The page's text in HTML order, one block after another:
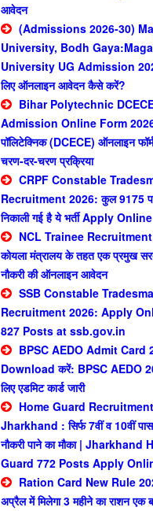
आवेदन
(Admissions 2026-30)
University, Bodh
University UG Admission
लिए ऑनलाइन आवेदन कैसे करें?
Bihar Polytechnic
Admission Online Form 2026
पॉलिटेक्निक (DCECE) ऑनलाइन
चरण-दर-चरण प्रक्रिया
CRPF Constable
Recruitment 2026: कुल 9175
निकाली गई है ये भर्ती Apply Online
NCL Trainee
कोयला मंत्रालय के तहत एक प्रमुख
नौकरी की ऑनलाइन आवेदन
SSB Constable
Recruitment 2026: Apply
827 Posts at ssb.gov.in
BPSC AEDO Admit Card
Download करें: BPSC AEDO
लिए एडमिट कार्ड जारी
Home Guard
Jharkhand : सिर्फ 7वीं व 10वीं
नौकरी पाने का मौका | Jharkhand
Guard 772 Posts Apply
Ration Card New Rule
अप्रैल में मिलेगा 3 महीने का राशन एक